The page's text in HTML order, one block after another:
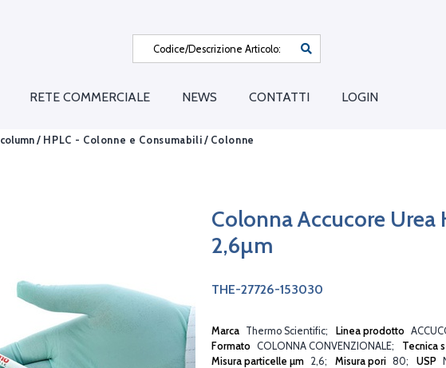
RETE COMMERCIALE NEWS CONTATTI LOGIN
/ HPLC - Colonne e Consumabili / Colonne
Colonna Accucore Urea
2,6µm
THE-27726-153030
Marca Thermo Scientific Linea prodotto
Formato COLONNA CONVENZIONALE Tecnica
Misura particelle µm 2,6 Misura pori 80 USP